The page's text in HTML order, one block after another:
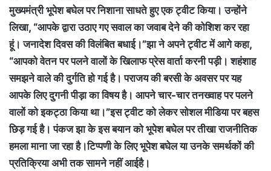
मुख्यमंत्री भूपेश बघेल पर निशाना साधते हुए एक ट्वीट किया। उन्होंने
लिखा, “आपके द्वारा उठाए गए सवाल का जवाब देने की कोशिश कर रहा
हूं। जनादेश दिवस की विलंबित बधाई।”झा ने अपने ट्वीट में आगे कहा,
“आपको वेतन पर पलने वालों के खिलाफ प्रेस वार्ता करनी पड़ी। शहंशाह
समझने वाले की दुर्गति हो गई है। पराजय की बरसी के अवसर पर यह
आपके लिए दुगनी पीड़ा का विषय है। आपने चार-चार तनख्वाह पर पलने
वालों को इकट्ठा किया था।”इस ट्वीट को लेकर सोशल मीडिया पर बहस
छिड़ गई है। पंकज झा के इस बयान को भूपेश बघेल पर तीखा राजनीतिक
हमला माना जा रहा है।टिप्पणी के लिए भूपेश बघेल या उनके समर्थकों की
प्रतिक्रिया अभी तक सामने नहीं आईहै।